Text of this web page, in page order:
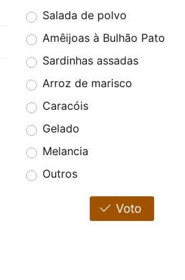
Salada de polvo
Amêijoas à Bulhão Pato
Sardinhas assadas
Arroz de marisco
Caracóis
Gelado
Melancia
Outros
Voto